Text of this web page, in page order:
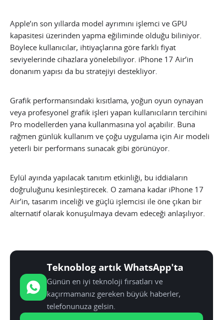
Apple’ın son yıllarda model ayrımını işlemci ve GPU
kapasitesi üzerinden yapma eğiliminde olduğu biliniyor.
Böylece kullanıcılar, ihtiyaçlarına göre farklı fiyat
seviyelerinde cihazlara yönelebiliyor. iPhone 17 Air’in
donanım yapısı da bu stratejiyi destekliyor.
Grafik performansındaki kısıtlama, yoğun oyun oynayan
veya profesyonel grafik işleri yapan kullanıcıların tercihini
Pro modellerden yana kullanmasına yol açabilir. Buna
rağmen günlük kullanım ve çoğu uygulama için Air modeli
yeterli bir performans sunacak gibi görünüyor.
Eylül ayında yapılacak tanıtım etkinliği, bu iddiaların
doğruluğunu kesinleştirecek. O zamana kadar iPhone 17
Air’in, tasarım inceliği ve güçlü işlemcisi ile öne çıkan bir
alternatif olarak konuşulmaya devam edeceği anlaşılıyor.
Teknoblog artık WhatsApp'ta
Günün en iyi teknoloji fırsatları ve
kaçırmamanız gereken büyük haberler,
telefonunuza gelsin.